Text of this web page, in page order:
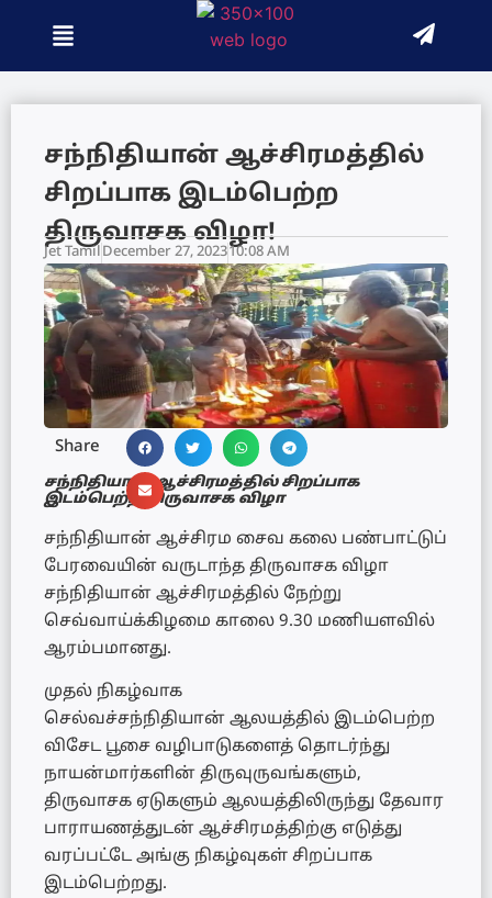
சந்நிதியான் ஆச்சிரமத்தில்
சிறப்பாக இடம்பெற்ற
திருவாசக விழா!
Jet TamilDecember 27, 202310:08 AM
Share
சந்நிதியான் ஆச்சிரமத்தில் சிறப்பாக
இடம்பெற்ற திருவாசக விழா
சந்நிதியான் ஆச்சிரம சைவ கலை பண்பாட்டுப்
பேரவையின் வருடாந்த திருவாசக விழா
சந்நிதியான் ஆச்சிரமத்தில் நேற்று
செவ்வாய்க்கிழமை காலை 9.30 மணியளவில்
ஆரம்பமானது.
முதல் நிகழ்வாக
செல்வச்சந்நிதியான் ஆலயத்தில் இடம்பெற்ற
விசேட பூசை வழிபாடுகளைத் தொடர்ந்து
நாயன்மார்களின் திருவுருவங்களும்,
திருவாசக ஏடுகளும் ஆலயத்திலிருந்து தேவார
பாராயணத்துடன் ஆச்சிரமத்திற்கு எடுத்து
வரப்பட்டே அங்கு நிகழ்வுகள் சிறப்பாக
இடம்பெற்றது.